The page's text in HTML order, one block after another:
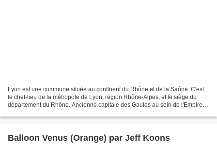
Lyon est une commune située au confluent du Rhône et de la Saône. C'est
le chef-lieu de la métropole de Lyon, région Rhône-Alpes, et le siège du
département du Rhône. Ancienne capitale des Gaules au sein de l'Empire
Balloon Venus (Orange) par Jeff Koons